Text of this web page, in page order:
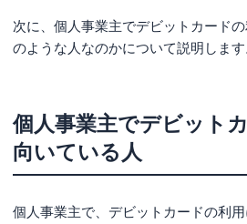
次に、個人事業主でデビットカード
のような人なのかについて説明します
個人事業主でデビット
向いている人
個人事業主で、デビットカードの利